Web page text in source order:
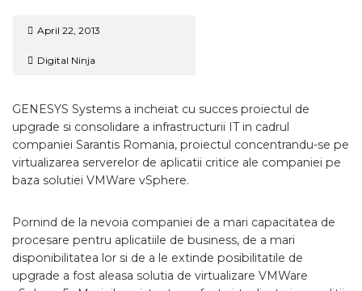
April 22, 2013
Digital Ninja
GENESYS Systems a incheiat cu succes proiectul de
upgrade si consolidare a infrastructurii IT in cadrul
companiei Sarantis Romania, proiectul concentrandu-se pe
virtualizarea serverelor de aplicatii critice ale companiei pe
baza solutiei VMWare vSphere.
Pornind de la nevoia companiei de a mari capacitatea de
procesare pentru aplicatiile de business, de a mari
disponibilitatea lor si de a le extinde posibilitatile de
upgrade a fost aleasa solutia de virtualizare VMWare